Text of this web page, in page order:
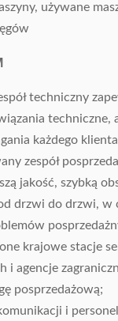
używane
techniczny
techniczne,
każdego
zespół
jakość, szybką
drzwi do drzwi, w
krajowe stacje
i agencje
posprzedażową;
i